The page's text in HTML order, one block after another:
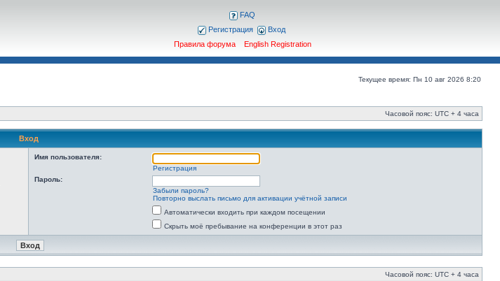
FAQ
Регистрация
Вход
Правила форума
English Registration
Текущее время: Пн 10 авг 2026 8:20
Часовой пояс: UTC + 4 часа
Вход
Имя пользователя:
Регистрация
Пароль:
Забыли пароль?
Повторно выслать письмо для активации учётной записи
Автоматически входить при каждом посещении
Скрыть моё пребывание на конференции в этот раз
Часовой пояс: UTC + 4 часа